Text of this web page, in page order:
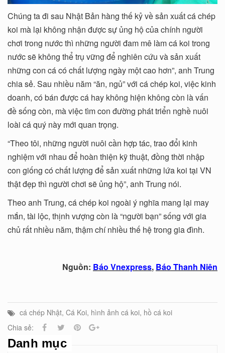
Chúng ta đi sau Nhật Bản hàng thế kỷ về sản xuất cá chép
koi mà lại không nhận được sự ủng hộ của chính người
chơi trong nước thì những người đam mê làm cá koi trong
nước sẽ không thể trụ vững để nghiên cứu và sản xuất
những con cá có chất lượng ngày một cao hơn”, anh Trung
chia sẻ. Sau nhiều năm “ăn, ngủ” với cá chép koi, việc kinh
doanh, có bán được cá hay không hiện không còn là vấn
đề sống còn, mà việc tìm con đường phát triển nghề nuôi
loài cá quý này mới quan trọng.
“Theo tôi, những người nuôi cần hợp tác, trao đổi kinh
nghiệm với nhau để hoàn thiện kỹ thuật, đồng thời nhập
con giống có chất lượng để sản xuất những lứa koi tại VN
thật đẹp thì người chơi sẽ ủng hộ”, anh Trung nói.
Theo anh Trung, cá chép koi ngoài ý nghĩa mang lại may
mắn, tài lộc, thịnh vượng còn là “người bạn” sống với gia
chủ rất nhiều năm, thậm chí nhiều thế hệ trong gia đình.
Nguồn: Báo Vnexpress, Báo Thanh Niên
cá chép Nhật, Cá Koi, hình ảnh cá koi, hồ cá koi
Chia sẻ:
Danh mục